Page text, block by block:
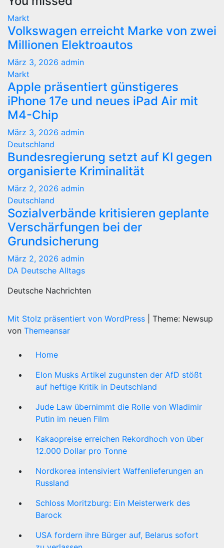
Markt
Volkswagen erreicht Marke von zwei
Millionen Elektroautos
März 3, 2026 admin
Markt
Apple präsentiert günstigeres
iPhone 17e und neues iPad Air mit
M4-Chip
März 3, 2026 admin
Deutschland
Bundesregierung setzt auf KI gegen
organisierte Kriminalität
März 2, 2026 admin
Deutschland
Sozialverbände kritisieren geplante
Verschärfungen bei der
Grundsicherung
März 2, 2026 admin
DA Deutsche Alltags
Deutsche Nachrichten
Mit Stolz präsentiert von WordPress
Theme: Newsup
von Themeansar
Home
Elon Musks Artikel zugunsten der AfD stößt
auf heftige Kritik in Deutschland
Jude Law übernimmt die Rolle von Wladimir
Putin im neuen Film
Kakaopreise erreichen Rekordhoch von über
12.000 Dollar pro Tonne
Nordkorea intensiviert Waffenlieferungen an
Russland
Schloss Moritzburg: Ein Meisterwerk des
Barock
USA fordern ihre Bürger auf, Belarus sofort